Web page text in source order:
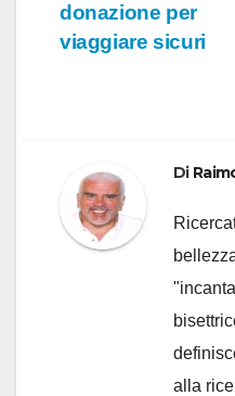
donazione per
viaggiare sicuri
Di
alla